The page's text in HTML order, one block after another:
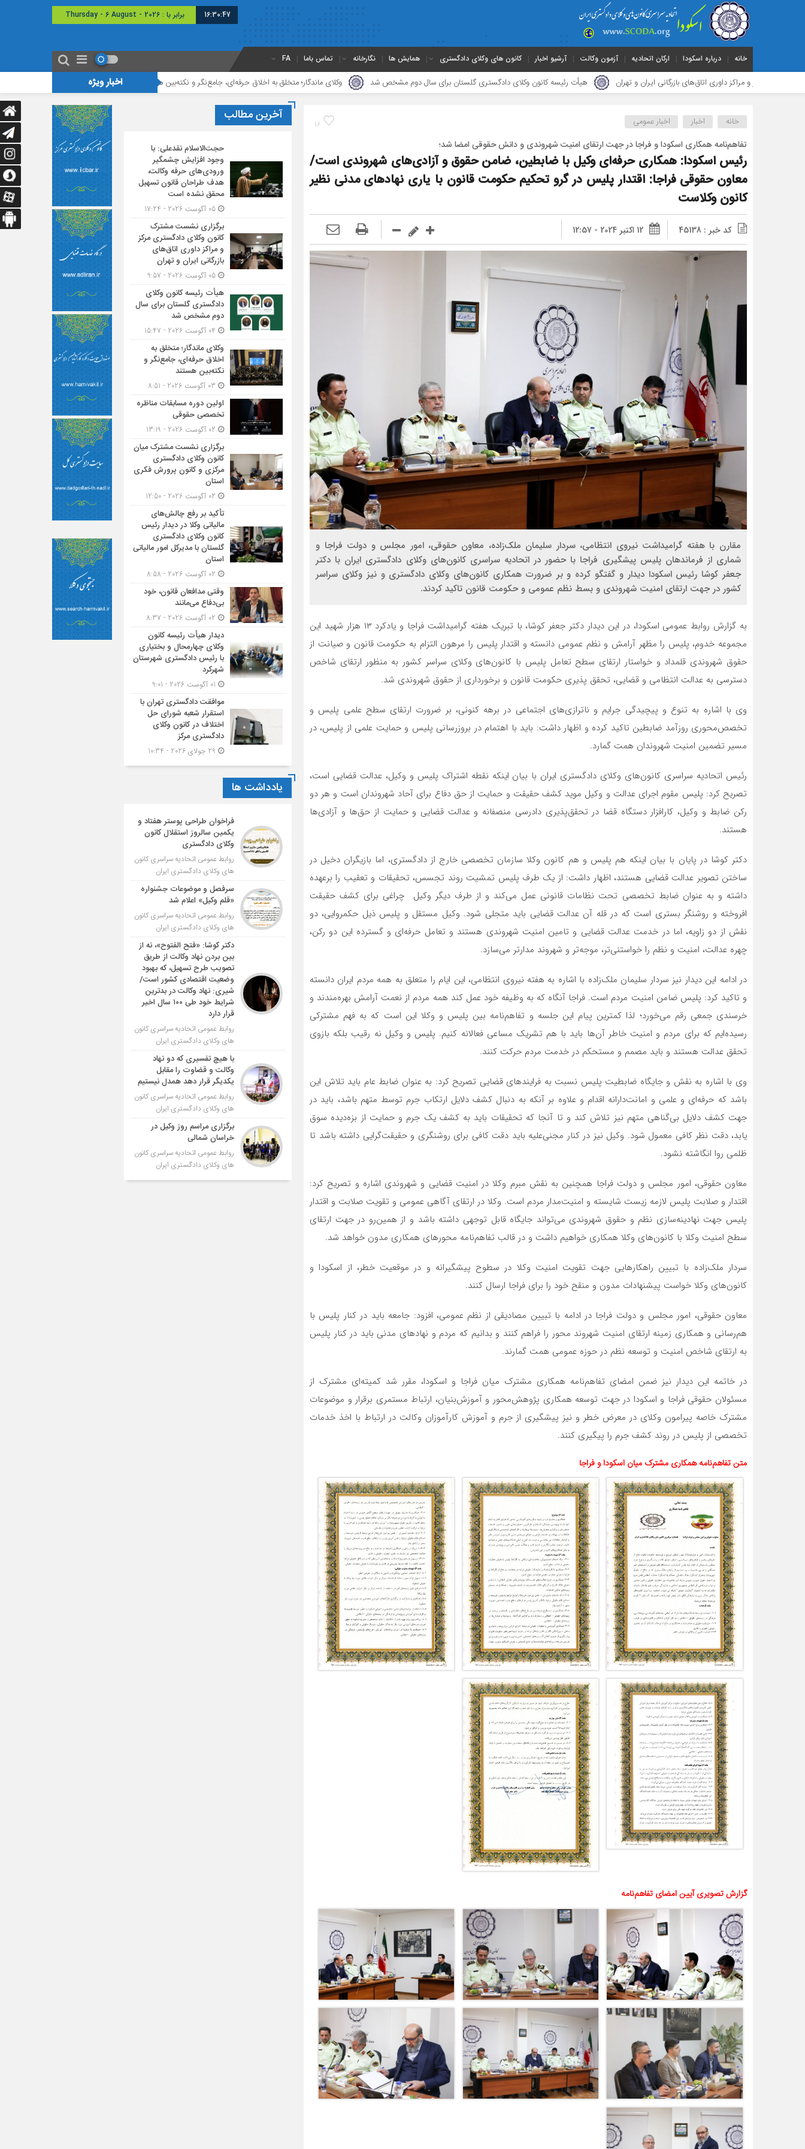
16:30:48 امروز : پنج شنبه - ۱۵ مرداد - ۱۴۰۵
خانه درباره اسکودا ارکان اتحادیه آزمون وکالت آرشیو اخبار کانون های وکلای دادگستری همایش ها نگارخانه تماس باما FA
اخبار ویژه اتاق‌های بازرگانی ایران و تهران هیأت ‌رئیسه کانون وکلای دادگستری گلستان برای سال دوم مشخص شد وکلای ماندگار؛ متخلق به اخلاق حرفه‌ای، جامع‌نگر و نکته‌بین هستند اولین دوره مسابقات مناظره تخصصی حقوقی
16 خانه اخبار اخبار عمومی
تفاهم‌نامه همکاری اسکودا و فراجا در جهت ارتقای امنیت شهروندی و دانش حقوقی امضا شد؛
رئیس اسکودا: همکاری حرفه‌ای وکیل با ضابطین، ضامن حقوق و آزادی‌های شهروندی است/
معاون حقوقی فراجا: اقتدار پلیس در گرو تحکیم حکومت قانون با یاری نهاد‌های مدنی نظیر
کانون وکلاست
کد خبر : 45138 12 اکتبر 2024 - 12:57
مقارن با هفته گرامیداشت نیروی انتظامی، سردار سلیمان ملک‌زاده، معاون حقوقی، امور مجلس و دولت فراجا و
شماری از فرماندهان پلیس پیشگیری فراجا با حضور در اتحادیه سراسری کانون‌های وکلای دادگستری ایران با دکتر
جعفر کوشا رئیس اسکودا دیدار و گفتگو کرده و بر ضرورت همکاری کانون‌های وکلای دادگستری و نیز وکلای سراسر
کشور در جهت ارتقای امنیت شهروندی و بسط نظم عمومی و حکومت قانون تاکید کردند.
به گزارش روابط عمومی اسکودا، در این دیدار دکتر جعفر کوشا، با تبریک هفته گرامیداشت فراجا و یادکرد ۱۳ هزار شهید این
مجموعه خدوم، پلیس را مظهر آرامش و نظم عمومی دانسته و اقتدار پلیس را مرهون التزام به حکومت قانون و صیانت از
حقوق شهروندی قلمداد و خواستار ارتقای سطح تعامل پلیس با کانون‌های وکلای سراسر کشور به منظور ارتقای شاخص
دسترسی به عدالت انتظامی و قضایی، تحقق پذیری حکومت قانون و برخورداری از حقوق شهروندی شد.
وی با اشاره به تنوع و پیچیدگی جرایم و ناترازی‌های اجتماعی در برهه کنونی، بر ضرورت ارتقای سطح علمی پلیس و
تخصص‌محوری روزآمد ضابطین تاکید کرده و اظهار داشت: باید با اهتمام در بروزرسانی پلیس و حمایت علمی از پلیس، در
مسیر تضمین امنیت شهروندان همت گمارد.
رئیس اتحادیه سراسری کانون‌های وکلای دادگستری ایران با بیان اینکه نقطه اشتراک پلیس و وکیل، عدالت قضایی است،
تصریح کرد: پلیس مقوم اجرای عدالت و وکیل موید کشف حقیقت و حمایت از حق دفاع برای آحاد شهروندان است و هر دو
رکن ضابط و وکیل، کارافزار دستگاه قضا در تحقق‌پذیری دادرسی منصفانه و عدالت قضایی و حمایت از حق‌ها و آزادی‌ها
هستند.
دکتر کوشا در پایان با بیان اینکه هم پلیس و هم کانون وکلا سازمان تخصصی خارج از دادگستری، اما بازیگران دخیل در
ساختن تصویر عدالت قضایی هستند، اظهار داشت: از یک طرف پلیس تمشیت روند تجسس، تحقیقات و تعقیب را برعهده
داشته و به عنوان ضابط تخصصی تحت نظامات قانونی عمل می‌کند و از طرف دیگر وکیل چراغی برای کشف حقیقت
افروخته و روشنگر بستری است که در قله آن عدالت قضایی باید متجلی شود. وکیل مستقل و پلیس ذیل حکمروایی، دو
نقش از دو زاویه، اما در خدمت عدالت قضایی و تامین امنیت شهروندی هستند و تعامل حرفه‌ای و گسترده این دو رکن،
چهره عدالت، امنیت و نظم را خواستنی‌تر، موجه‌تر و شهروند مدار‌تر می‌سازد.
در ادامه این دیدار نیز سردار سلیمان ملک‌زاده با اشاره به هفته نیروی انتظامی، این ایام را متعلق به همه مردم ایران دانسته
و تاکید کرد: پلیس ضامن امنیت مردم است. فراجا آنگاه که به وظیفه خود عمل کند همه مردم از نعمت آرامش بهره‌مندند و
خرسندی جمعی رقم می‌خورد؛ لذا کمترین پیام این جلسه و تفاهم‌نامه بین پلیس و وکلا این است که به فهم مشترکی
رسیده‌ایم که برای مردم و امنیت خاطر آن‌ها باید با هم تشریک مساعی فعالانه کنیم. پلیس و وکیل نه رقیب بلکه بازوی
تحقق عدالت هستند و باید مصمم و مستحکم در خدمت مردم حرکت کنند.
وی با اشاره به نقش و جایگاه ضابطیت پلیس نسبت به فرایندهای قضایی تصریح کرد: به عنوان ضابط عام باید تلاش این
باشد که حرفه‌ای و علمی و امانت‌دارانه اقدام و علاوه بر آنکه به دنبال کشف دلایل ارتکاب جرم توسط متهم باشد، باید در
جهت کشف دلایل بی‌گناهی متهم نیز تلاش کند و تا آنجا که تحقیقات باید به کشف یک جرم و حمایت از بزه‌دیده سوق
یابد، دقت نظر کافی معمول شود. وکیل نیز در کنار مجنی‌علیه باید دقت کافی برای روشنگری و حقیقت‌گرایی داشته باشد تا
ظلمی روا انگاشته نشود.
معاون حقوقی، امور مجلس و دولت فراجا همچنین به نقش مبرم وکلا در امنیت قضایی و شهروندی اشاره و تصریح کرد:
اقتدار و صلابت پلیس لازمه زیست شایسته و امنیت‌مدار مردم است. وکلا در ارتقای آگاهی عمومی و تقویت صلابت و اقتدار
پلیس جهت نهادینه‌‌سازی نظم و حقوق شهروندی می‌تواند جایگاه قابل توجهی داشته باشد و از همین‌رو در جهت ارتقای
سطح امنیت وکلا با کانون‌های وکلا همکاری خواهیم داشت و در قالب تفاهم‌نامه محورهای همکاری مدون خواهد شد.
سردار ملک‌زاده با تبیین راهکار‌هایی جهت تقویت امنیت وکلا در سطوح پیشگیرانه و در موقعیت خطر، از اسکودا و
کانون‌های وکلا خواست پیشنهادات مدون و منقح خود را برای فراجا ارسال کنند.
معاون حقوقی، امور مجلس و دولت فراجا در ادامه با تبیین مصادیقی از نظم عمومی، افزود: جامعه باید در کنار پلیس با
هم‌رسانی و همکاری زمینه ارتقای امنیت شهروند محور را فراهم کنند و بدانیم که مردم و نهادهای مدنی باید در کنار پلیس
به ارتقای شاخص امنیت و توسعه نظم در حوزه عمومی همت گمارند.
در خاتمه این دیدار نیز ضمن امضای تفاهم‌نامه همکاری مشترک میان فراجا و اسکودا، مقرر شد کمیته‌ای مشترک از
مسئولان حقوقی فراجا و اسکودا در جهت توسعه همکاری پژوهش‌محور و آموزش‌بنیان، ارتباط مستمری برقرار و موضوعات
مشترک خاصه پیرامون وکلای در معرض خطر و نیز پیشگیری از جرم و آموزش کارآموزان وکالت در ارتباط با اخذ خدمات
تخصصی از پلیس در روند کشف جرم را پیگیری کنند.
متن تفاهم‌نامه همکاری مشترک میان اسکودا و فراجا
گزارش تصویری آیین امضای تفاهم‌نامه
آخرین مطالب
حجت‌الاسلام نقدعلی: با
وجود افزایش چشمگیر
ورودی‌های حرفه وکالت،
هدف طراحان قانون تسهیل
محقق نشده است
برگزاری نشست مشترک
کانون وکلای دادگستری مرکز
و مراکز داوری اتاق‌های
بازرگانی ایران و تهران
هیأت ‌رئیسه کانون وکلای
دادگستری گلستان برای سال
دوم مشخص شد
وکلای ماندگار؛ متخلق به
اخلاق حرفه‌ای، جامع‌نگر و
نکته‌بین هستند
اولین دوره مسابقات مناظره
تخصصی حقوقی
برگزاری نشست مشترک میان
کانون وکلای دادگستری
مرکزی و کانون پرورش فکری
استان
تأکید بر رفع چالش‌های
مالیاتی وکلا در دیدار رئیس
کانون وکلای دادگستری
گلستان با مدیرکل امور مالیاتی
استان
وقتی مدافعان قانون، خود
بی‌دفاع می‌مانند
دیدار هیأت رئیسه کانون
وکلای چهارمحال و بختیاری
با رئیس دادگستری شهرستان
شهرکرد
موافقت دادگستری تهران با
استقرار شعبه شورای حل
اختلاف در کانون وکلای
دادگستری مرکز
یادداشت ها
فراخوان طراحی پوستر هفتاد و
یکمین سالروز استقلال کانون
وکلای دادگستری
روابط عمومی اتحادیه سراسری کانون
های وکلای دادگستری ایران
سرفصل و موضوعات جشنواره
«قلم وکیل» اعلام شد
روابط عمومی اتحادیه سراسری کانون
های وکلای دادگستری ایران
دکتر کوشا: «فتح الفتوح»، نه از
بین بردن نهاد وکالت از طریق
تصویب طرح تسهیل، که بهبود
وضعیت اقتصادی کشور است/
شیری: نهاد وکالت در بدترین
شرایط خود طی ۱۰۰ سال اخیر
قرار دارد
روابط عمومی اتحادیه سراسری کانون
های وکلای دادگستری ایران
با هیچ تفسیری که دو نهاد
وکالت و قضاوت را مقابل
یکدیگر قرار دهد همدل نیستیم
روابط عمومی اتحادیه سراسری کانون
های وکلای دادگستری ایران
برگزاری مراسم روز وکیل در
خراسان شمالی
روابط عمومی اتحادیه سراسری کانون
های وکلای دادگستری ایران